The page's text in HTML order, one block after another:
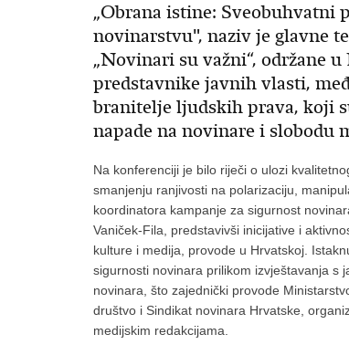
„Obrana istine:
novinarstvu", naziv je glavne
„Novinari su važni“, održane
predstavnike javnih vlasti,
branitelje ljudskih prava, koji
napade na novinare i slobodu
Na konferenciji je bilo riječi o ulozi
smanjenju ranjivosti na polarizaciju,
koordinatora kampanje za sigurnost
Vaniček-Fila, predstavivši inicijative i
kulture i medija, provode u Hrvatskoj.
sigurnosti novinara prilikom izvještavanja s
novinara, što zajednički provode
društvo i Sindikat novinara Hrvatske,
medijskim redakcijama.